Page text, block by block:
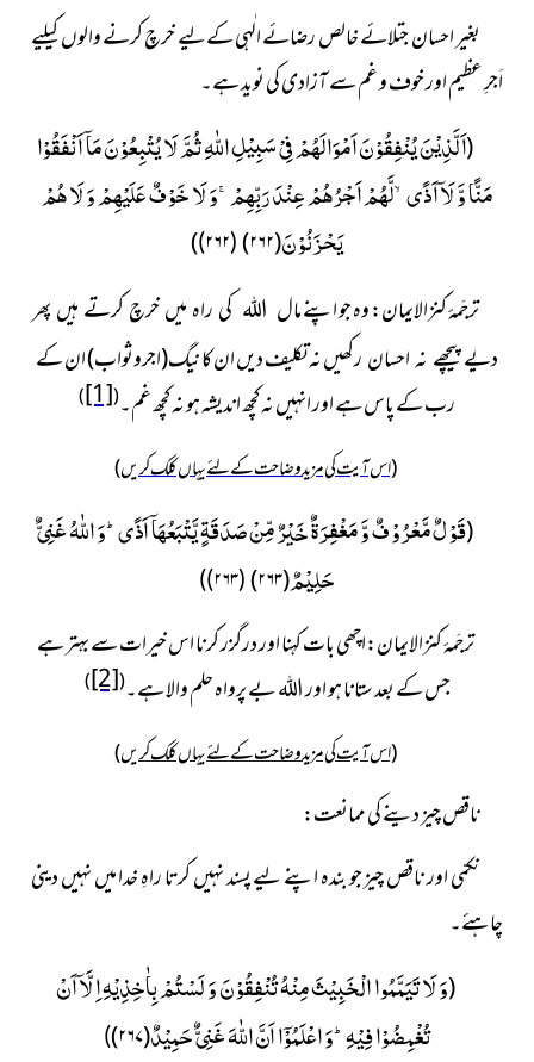
بغیر احسان جتلائے خالص رضائے الٰہی کےلیے خرچ کرنےوالوں کیلیے
اَجرِ عظیم اور خوف و غم سے آزادی کی نوید ہے۔
(اَلَّذِیْنَ یُنْفِقُوْنَ اَمْوَالَهُمْ فِیْ سَبِیْلِ اللّٰهِ ثُمَّ لَا یُتْبِعُوْنَ مَاۤ اَنْفَقُوْا
مَنًّا وَّ لَاۤ اَذًىۙ-لَّهُمْ اَجْرُهُمْ عِنْدَ رَبِّهِمْۚ-وَ لَا خَوْفٌ عَلَیْهِمْ وَ لَا هُمْ
یَحْزَنُوْنَ(۲۶۲) (۲۶۲)
)
ترجَمۂ کنزالایمان: وہ جو اپنےمال اللہ کی راہ میں خرچ کرتے ہیں پھر
دیے پیچھے نہ احسان رکھیںنہ تکلیف دیں ان کا نیگ(اجروثواب) ان کے
رب کے پاس ہے اور انہیں نہ کچھ اندیشہ ہو نہ کچھ غم۔(
[1]
)
(اس آیت کی مزید وضاحت کے لئے یہاں کلک کریں)
(قَوْلٌ مَّعْرُوْفٌ وَّ مَغْفِرَةٌ خَیْرٌ مِّنْ صَدَقَةٍ یَّتْبَعُهَاۤ اَذًىؕ-وَ اللّٰهُ غَنِیٌّ
حَلِیْمٌ(۲۶۳) (۲۶۳))
ترجَمۂ کنزالایمان:اچھی بات کہنا اور درگزر کرنا اس خیرات سے بہتر ہے
جس کے بعد ستانا ہو اور اللہ بے پرواہ حلم والا ہے۔(
[2]
)
(اس آیت کی مزید وضاحت کے لئے یہاں کلک کریں)
ناقص چیز دینے کی ممانعت:
نکمّی اور ناقص چیز جو بندہ اپنے لیے پسند نہیں کرتا راہِ خدا میں نہیں دینی
چاہئے۔
(وَ لَا تَیَمَّمُوا الْخَبِیْثَ مِنْهُ تُنْفِقُوْنَ وَ لَسْتُمْ بِاٰخِذِیْهِ اِلَّاۤ اَنْ
تُغْمِضُوْا فِیْهِؕ-وَ اعْلَمُوْۤا اَنَّ اللّٰهَ غَنِیٌّ حَمِیْدٌ(۲۶۷)
)